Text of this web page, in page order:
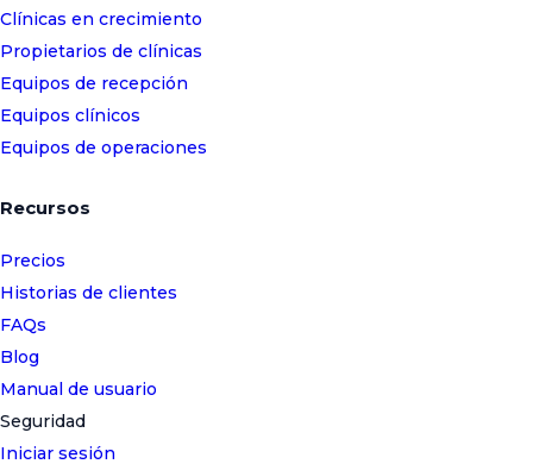
Clínicas en crecimiento
Propietarios de clínicas
Equipos de recepción
Equipos clínicos
Equipos de operaciones
Recursos
Precios
Historias de clientes
FAQs
Blog
Manual de usuario
Seguridad
Iniciar sesión